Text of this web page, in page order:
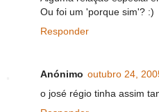
Ou foi um 'porque sim'? :)
Responder
Anónimo outubro 24,
o josé régio tinha assim